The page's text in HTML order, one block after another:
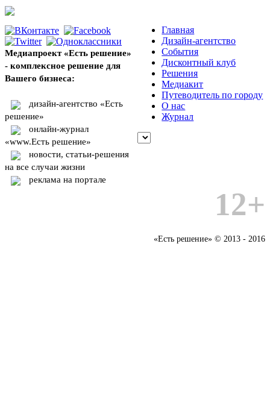
Медиапроект «Есть решение»
- комплексное решение для
Вашего бизнеса:
дизайн-агентство «Есть
решение»
онлайн-журнал
«www.Есть решение»
новости, статьи-решения
на все случаи жизни
реклама на портале
Главная
Дизайн-агентство
События
Дисконтный клуб
Решения
Медиакит
Путеводитель по городу
О нас
Журнал
12+
«Есть решение» © 2013 - 2016